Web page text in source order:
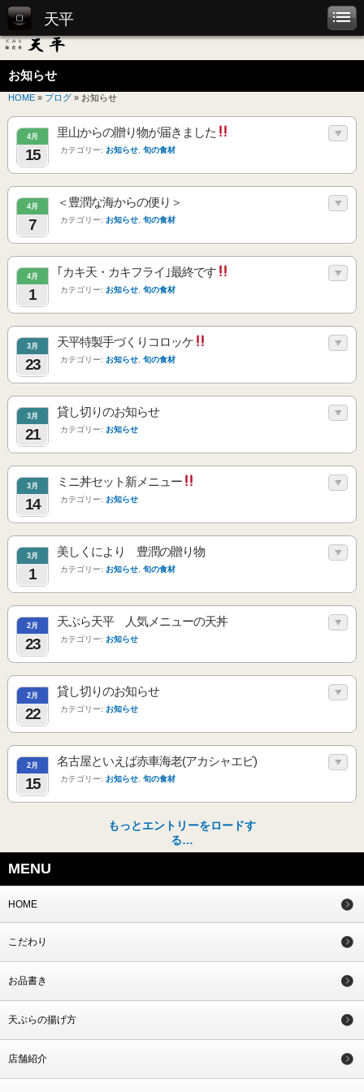
天平
お知らせ
HOME » ブログ » お知らせ
4月
15
里山からの贈り物が届きました
カテゴリー: お知らせ 旬の食材
4月
7
＜豊潤な海からの便り＞
カテゴリー: お知らせ 旬の食材
4月
1
｢カキ天・カキフライ｣最終です
カテゴリー: お知らせ 旬の食材
3月
23
天平特製手づくりコロッケ
カテゴリー: お知らせ 旬の食材
3月
21
貸し切りのお知らせ
カテゴリー: お知らせ
3月
14
ミニ丼セット新メニュー
カテゴリー: お知らせ
3月
1
美しくにより 豊潤の贈り物
カテゴリー: お知らせ 旬の食材
2月
23
天ぷら天平 人気メニューの天丼
カテゴリー: お知らせ
2月
22
貸し切りのお知らせ
カテゴリー: お知らせ
2月
15
名古屋といえば赤車海老(アカシャエビ)
カテゴリー: お知らせ 旬の食材
もっとエントリーをロードす
る…
MENU
HOME
こだわり
お品書き
天ぷらの揚げ方
店舗紹介